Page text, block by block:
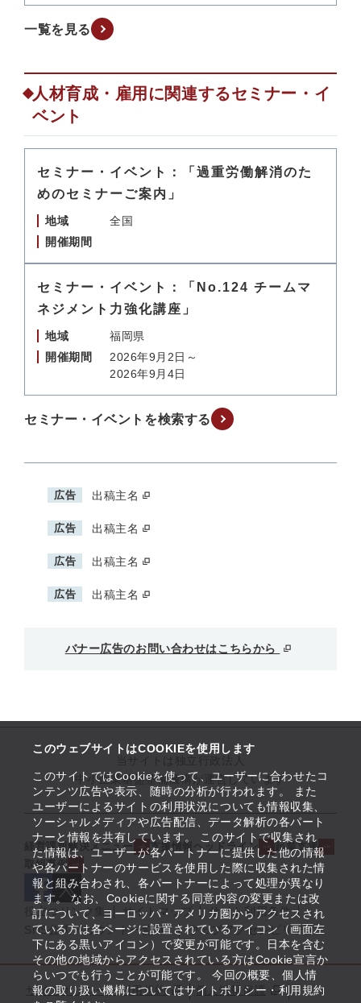
このウェブサイトはCOOKIEを使用します
このサイトではCookieを使って、ユーザーに合わせたコ
ンテンツ広告や表示、随時の分析が行われます。 また
ユーザーによるサイトの利用状況についても情報収集、
ソーシャルメディアや広告配信、データ解析の各パート
ナーと情報を共有しています。 このサイトで収集され
た情報は、ユーザーが各パートナーに提供した他の情報
や各パートナーのサービスを使用した際に収集された情
報と組み合わされ、各パートナーによって処理が異なり
ます。 なお、Cookieに関する同意内容の変更または改
訂について、ヨーロッパ・アメリカ圏からアクセスされ
ている方は各ページに設置されているアイコン（画面左
下にある黒いアイコン）で変更が可能です。日本を含む
その他の地域からアクセスされている方はCookie宣言か
らいつでも行うことが可能です。 今回の概要、個人情
報の取り扱い機構についてはサイトポリシー・利用規約
一覧を見る
人材育成・雇用に関連するセミナー・イ
ベント
セミナー・イベント：「過重労働解消のた
めのセミナーご案内」
地域
全国
開催期間
セミナー・イベント：「No.124 チームマ
ネジメント力強化講座」
地域
福岡県
開催期間
2026年9月2日～
2026年9月4日
セミナー・イベントを検索する
広告 出稿主名
広告 出稿主名
広告 出稿主名
広告 出稿主名
バナー広告のお問い合わせはこちらから
中小企業基盤整備機構が運営しています
経営課題解決メニュー 支援情報ヘッドライン
起業支援
取組事例
役立つリンク集 サイトマップ
サイト利用条件
SNS公式アカウント一覧
ウェブアクセシビリティ
サイトポリシー・利用規約
個人情報保護